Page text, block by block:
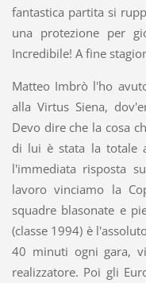
fantastica partita si
una protezione per
Incredibile! A fine
Matteo Imbrò l'ho
alla Virtus Siena,
Devo dire che la cosa
di lui è stata la totale
l'immediata risposta
lavoro vinciamo la
squadre blasonate e
(classe 1994) è
40 minuti ogni gara,
realizzatore. Poi gli